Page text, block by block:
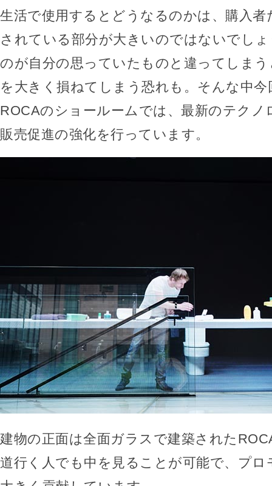
生活で使用するとどうなるのかは、購入者
されている部分が大きいのではないでし
のが自分の思っていたものと違ってしま
を大きく損ねてしまう恐れも。そんな中今
ROCAのショールームでは、最新のテクノ
販売促進の強化を行っています。
建物の正面は全面ガラスで建築された
道行く人でも中を見ることが可能で、プ